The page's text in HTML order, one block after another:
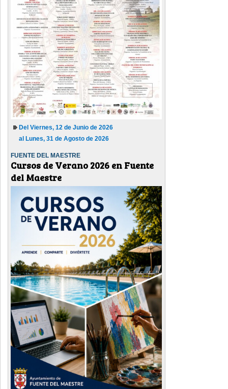
Del Viernes, 12 de Junio de 2026
al Lunes, 31 de Agosto de 2026
FUENTE DEL MAESTRE
Cursos de Verano 2026 en Fuente
del Maestre